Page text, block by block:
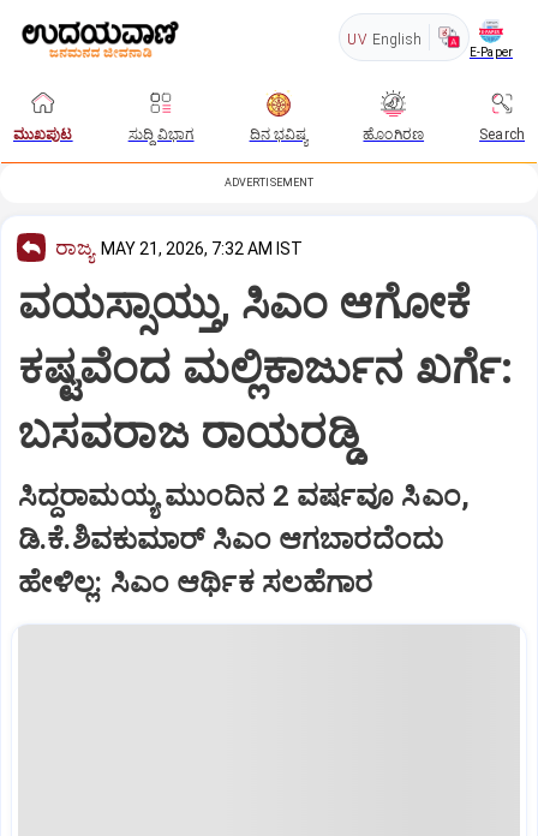
UV English
E-Paper
ಮುಖಪುಟ ಸುದ್ದಿ ವಿಭಾಗ ದಿನ ಭವಿಷ್ಯ ಹೊಂಗಿರಣ Search
ADVERTISEMENT
ರಾಜ್ಯ MAY 21, 2026, 7:32 AM IST
ವಯಸ್ಸಾಯ್ತು, ಸಿಎಂ ಆಗೋಕೆ
ಕಷ್ಟವೆಂದ ಮಲ್ಲಿಕಾರ್ಜುನ ಖರ್ಗೆ:
ಬಸವರಾಜ ರಾಯರಡ್ಡಿ
ಸಿದ್ದರಾಮಯ್ಯ ಮುಂದಿನ 2 ವರ್ಷವೂ ಸಿಎಂ,
ಡಿ.ಕೆ.ಶಿವಕುಮಾರ್‌ ಸಿಎಂ ಆಗಬಾರದೆಂದು
ಹೇಳಿಲ್ಲ: ಸಿಎಂ ಆರ್ಥಿಕ ಸಲಹೆಗಾರ